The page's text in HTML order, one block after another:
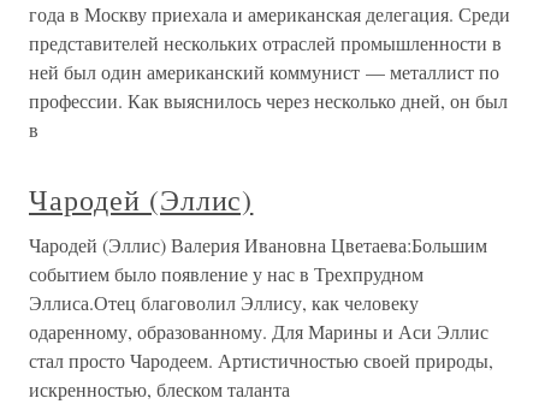
года в Москву приехала и американская делегация. Среди
представителей нескольких отраслей промышленности в
ней был один американский коммунист — металлист по
профессии. Как выяснилось через несколько дней, он был
в
Чародей (Эллис)
Чародей (Эллис) Валерия Ивановна Цветаева:Большим
событием было появление у нас в Трехпрудном
Эллиса.Отец благоволил Эллису, как человеку
одаренному, образованному. Для Марины и Аси Эллис
стал просто Чародеем. Артистичностью своей природы,
искренностью, блеском таланта